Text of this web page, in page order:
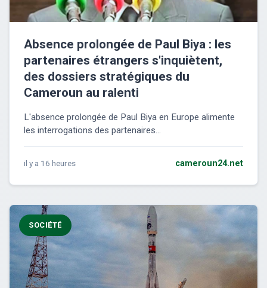
Absence prolongée de Paul Biya : les
partenaires étrangers s'inquiètent,
des dossiers stratégiques du
Cameroun au ralenti
L'absence prolongée de Paul Biya en Europe alimente
les interrogations des partenaires...
il y a 16 heures cameroun24.net
SOCIÉTÉ